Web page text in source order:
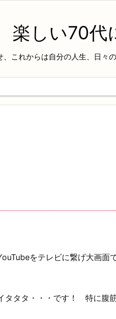
楽しい70代
これからは自分の人生、日々
をテレビに繋げ大画面
タタタ・・・です！ 特に腹